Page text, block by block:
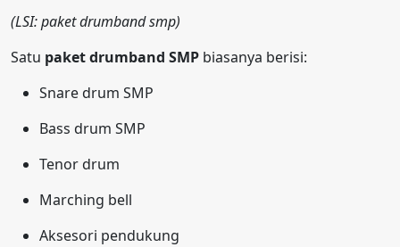
(LSI: paket drumband smp)
Satu paket drumband SMP biasanya berisi:
Snare drum SMP
Bass drum SMP
Tenor drum
Marching bell
Aksesori pendukung